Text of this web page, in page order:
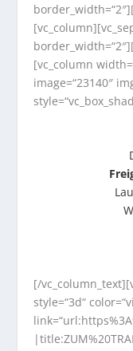
[vc_column
image=“23140″
[/
style=“3d“